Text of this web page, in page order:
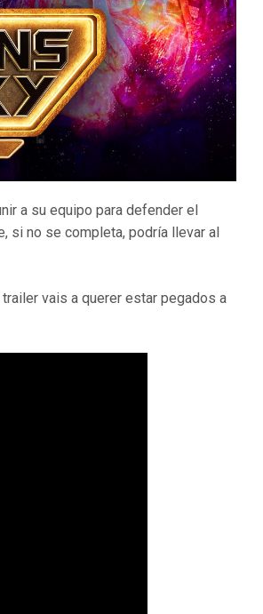
a su equipo para defender el
si no se completa, podría llevar al
vais a querer estar pegados a